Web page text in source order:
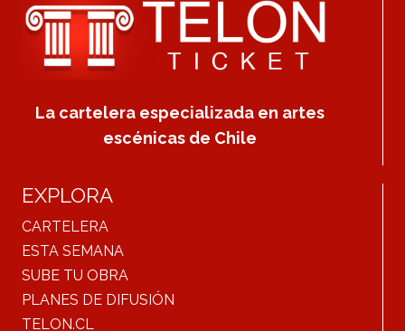
La cartelera especializada en artes
escénicas de Chile
EXPLORA
CARTELERA
ESTA SEMANA
SUBE TU OBRA
PLANES DE DIFUSIÓN
TELON.CL